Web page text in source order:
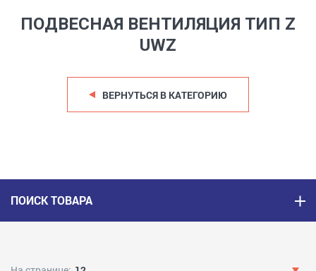
ПОДВЕСНАЯ ВЕНТИЛЯЦИЯ ТИП Z
UWZ
ВЕРНУТЬСЯ В КАТЕГОРИЮ
ПОИСК ТОВАРА